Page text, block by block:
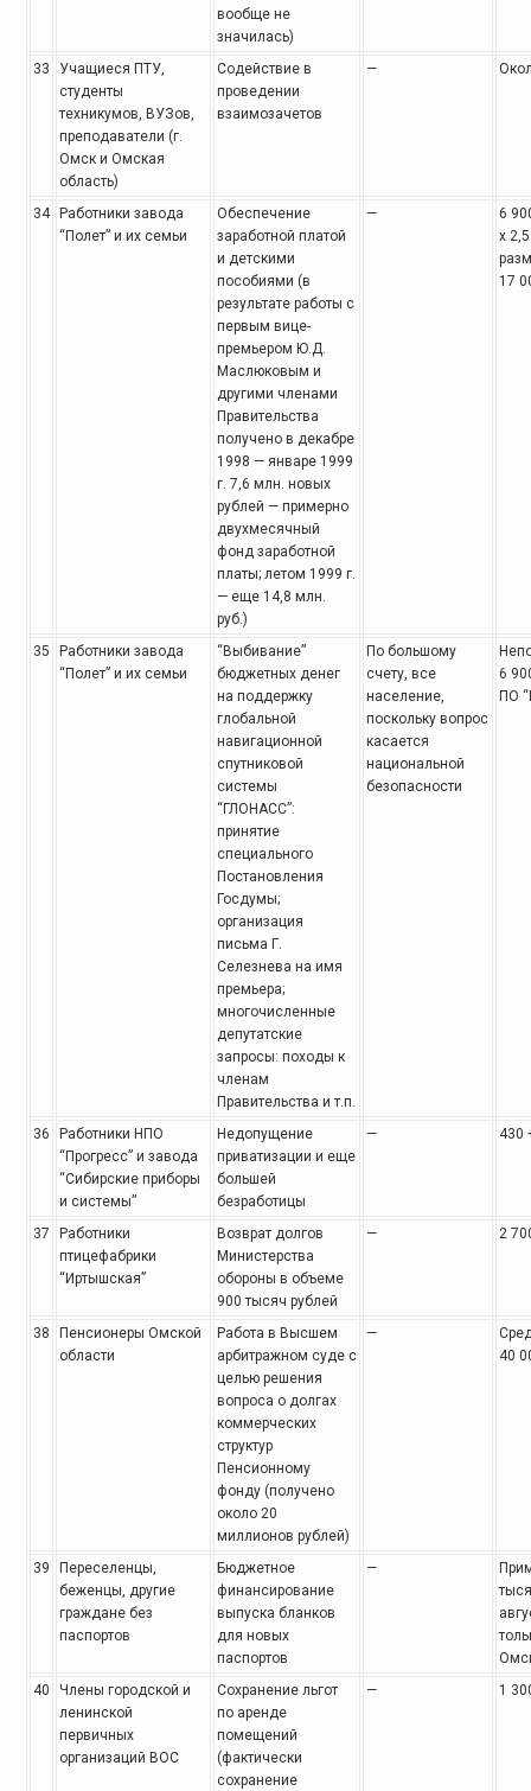
вообще не
значилась)
33
Учащиеся ПТУ,
студенты
техникумов, ВУЗов,
преподаватели (г.
Омск и Омская
область)
Содействие в
проведении
взаимозачетов
—
34
Работники завода
“Полет” и их семьи
Обеспечение
заработной платой
и детскими
пособиями (в
результате работы с
первым вице-
премьером Ю.Д.
Маслюковым и
другими членами
Правительства
получено в декабре
1998 — январе 1999
г. 7,6 млн. новых
рублей — примерно
двухмесячный
фонд заработной
платы; летом 1999 г.
— еще 14,8 млн.
руб.)
—
6
х
17
35
Работники завода
“Полет” и их семьи
“Выбивание”
бюджетных денег
на поддержку
глобальной
навигационной
спутниковой
системы
“ГЛОНАСС”:
принятие
специального
Постановления
Госдумы;
организация
письма Г.
Селезнева на имя
премьера;
многочисленные
депутатские
запросы: походы к
членам
Правительства и т.п.
По большому
счету, все
население,
поскольку вопрос
касается
национальной
безопасности
6
ПО
36
Работники НПО
“Прогресс” и завода
“Сибирские приборы
и системы”
Недопущение
приватизации и еще
большей
безработицы
— 430
37
Работники
птицефабрики
“Иртышская”
Возврат долгов
Министерства
обороны в объеме
900 тысяч рублей
— 2
38
Пенсионеры Омской
области
Работа в Высшем
арбитражном суде с
целью решения
вопроса о долгах
коммерческих
структур
Пенсионному
фонду (получено
около 20
миллионов рублей)
—
40
39
Переселенцы,
беженцы, другие
граждане без
паспортов
Бюджетное
финансирование
выпуска бланков
для новых
паспортов
—
40
Члены городской и
ленинской
первичных
организаций ВОС
Сохранение льгот
по аренде
помещений
(фактически
сохранение
— 1